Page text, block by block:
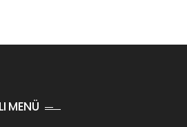
MENÜ